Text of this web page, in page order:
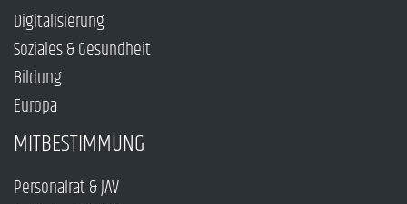
Digitalisierung
Soziales & Gesundheit
Bildung
Europa
MITBESTIMMUNG
Personalrat & JAV